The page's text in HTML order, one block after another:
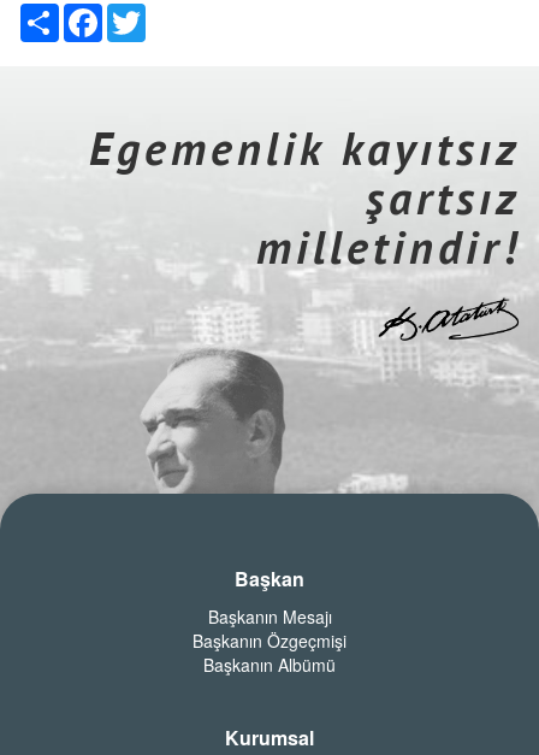
Share Facebook
Egemenlik kayıtsız
şartsız
milletindir!
Başkan
Başkanın Mesajı
Başkanın Özgeçmişi
Başkanın Albümü
Kurumsal